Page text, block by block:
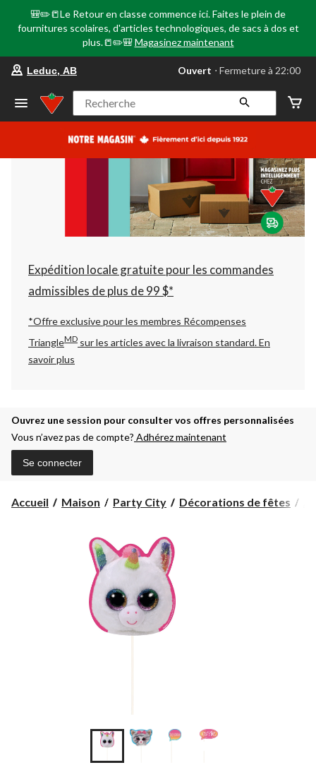
🎒✏️📒Le Retour en classe commence ici. Faites le plein de
fournitures scolaires, d'articles technologiques, de sacs à dos et
plus.📒✏️🎒 Magasinez maintenant
votre
préféré
Leduc,
AB,
courament
Fermeture
à
22:00
cliquer
pour
changer
Leduc, AB Ouvert ⋅ Fermeture à 22:00
Recherche
Expédition locale gratuite pour les commandes
admissibles de plus de 99 $*
*Offre exclusive pour les membres Récompenses
TriangleMD sur les articles avec la livraison standard.En
savoir plus
Ouvrez une session pour consulter vos offres personnalisées
Vous n’avez pas de compte? Adhérez maintenant
Se connecter
Accueil Maison Party City Décorations de fêtes
+9